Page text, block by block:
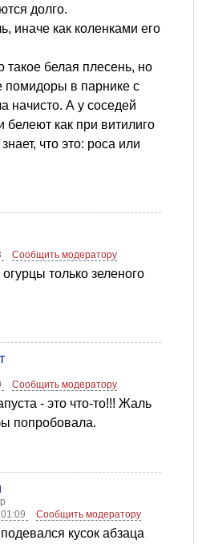
долго.
иначе как коленками его
такое белая плесень, но
помидоры в парнике с
начисто. А у соседей
белеют как при витилиго
что это: роса или
Сообщить модератору
только зеленого
Сообщить модератору
- это что-то!!! Жаль
попробовала.
Сообщить модератору
кусок абзаца